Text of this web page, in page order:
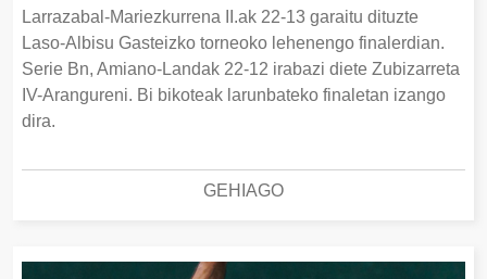
Larrazabal-Mariezkurrena II.ak 22-13 garaitu dituzte
Laso-Albisu Gasteizko torneoko lehenengo finalerdian.
Serie Bn, Amiano-Landak 22-12 irabazi diete Zubizarreta
IV-Arangureni. Bi bikoteak larunbateko finaletan izango
dira.
GEHIAGO